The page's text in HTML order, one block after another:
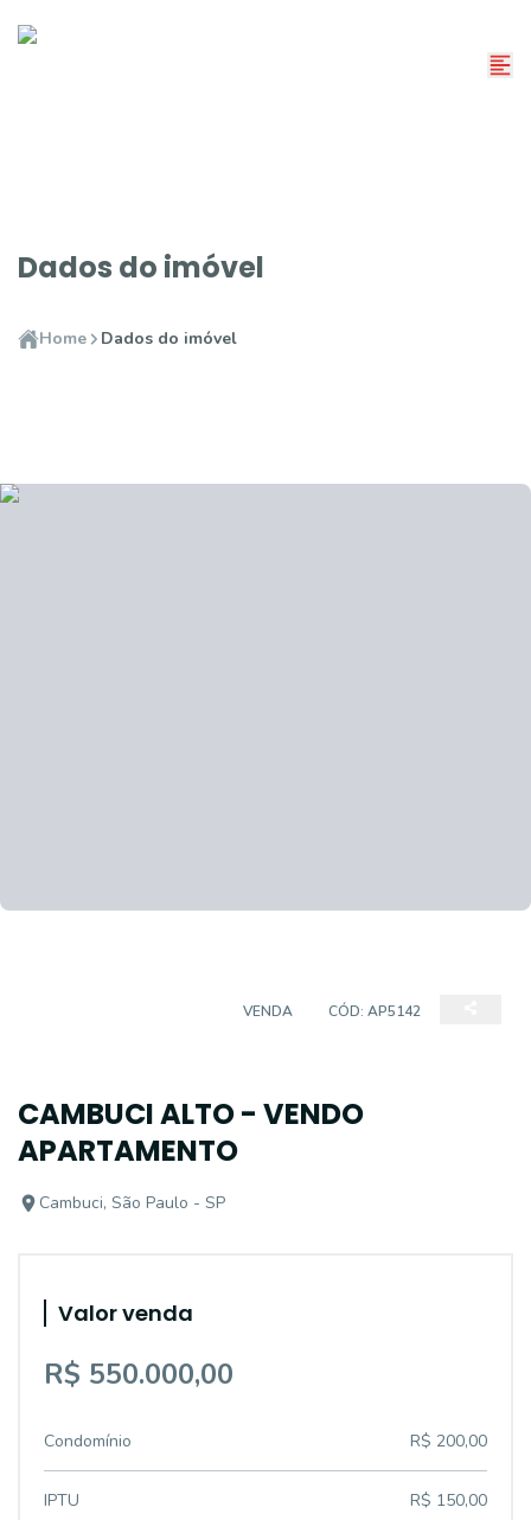
Dados do imóvel
Home Dados do imóvel
VENDA CÓD: AP5142
CAMBUCI ALTO - VENDO
APARTAMENTO
Cambuci, São Paulo - SP
Valor venda
R$ 550.000,00
Condomínio R$ 200,00
IPTU R$ 150,00